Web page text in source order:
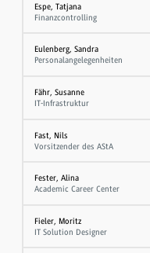
Espe, Tatjana
Finanzcontrolling
Eulenberg, Sandra
Personalangelegenheiten
Fähr, Susanne
IT-Infrastruktur
Fast, Nils
Vorsitzender des AStA
Fester, Alina
Academic Career Center
Fieler, Moritz
IT Solution Designer